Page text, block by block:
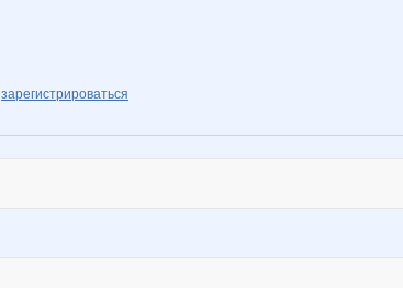
зарегистрироваться